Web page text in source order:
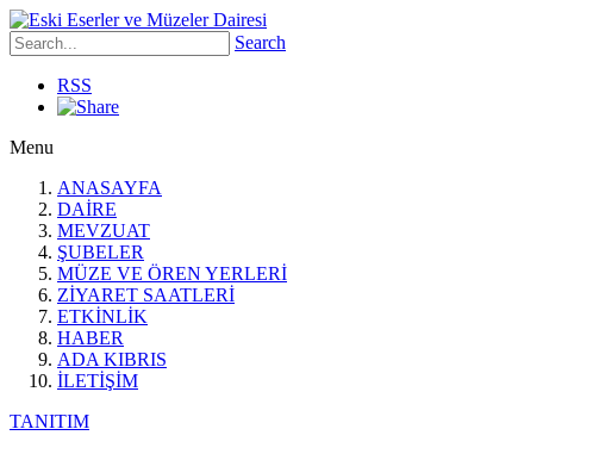
Search
RSS
Menu
ANASAYFA
DAİRE
MEVZUAT
ŞUBELER
MÜZE VE ÖREN YERLERİ
ZİYARET SAATLERİ
ETKİNLİK
HABER
ADA KIBRIS
İLETİŞİM
TANITIM